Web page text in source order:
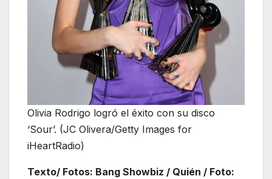
Olivia Rodrigo logró el éxito con su disco
‘Sour’. (JC Olivera/Getty Images for
iHeartRadio)
Texto/ Fotos: Bang Showbiz / Quién / Foto: